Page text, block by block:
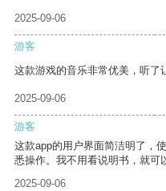
2025-09-06
游客
这款游戏的音乐非常优美，听了
2025-09-06
游客
这款app的用户界面简洁明了，
悉操作。我不用看说明书，就可
2025-09-06